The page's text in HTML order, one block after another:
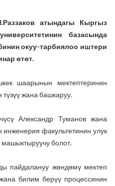
атындагы Кыргыз
базасында
окуу-тарбиялоо иштери
өтөт.
шаарынын мектептеринин
жана башкаруу.
Александр Туманов жана
факультетинин улук
машыктыруучу болот.
пайдалануу жөндөмү мектеп
билим берүү процессинин